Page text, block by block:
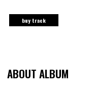
buy track
ABOUT ALBUM